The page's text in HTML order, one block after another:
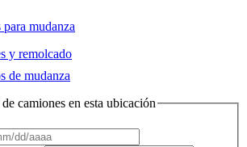
mudanza
y remolcado
de mudanza
camiones en esta ubicación